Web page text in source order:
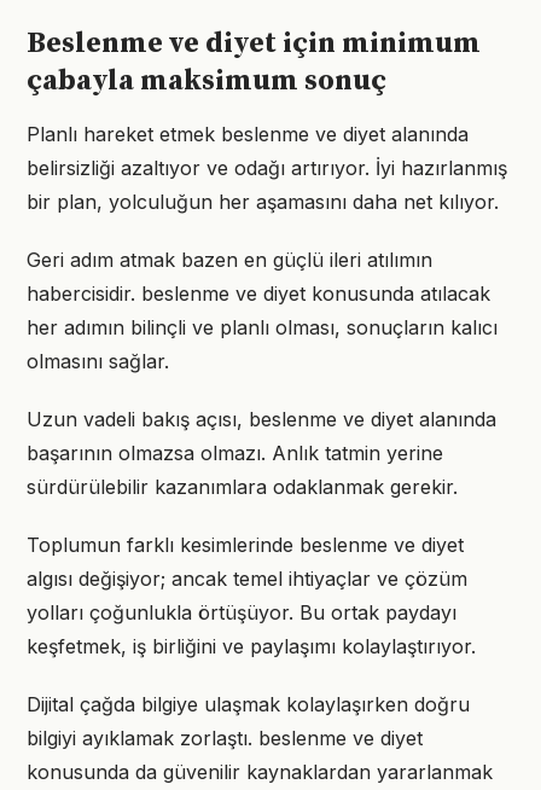
Beslenme ve diyet için minimum
çabayla maksimum sonuç
Planlı hareket etmek beslenme ve diyet alanında
belirsizliği azaltıyor ve odağı artırıyor. İyi hazırlanmış
bir plan, yolculuğun her aşamasını daha net kılıyor.
Geri adım atmak bazen en güçlü ileri atılımın
habercisidir. beslenme ve diyet konusunda atılacak
her adımın bilinçli ve planlı olması, sonuçların kalıcı
olmasını sağlar.
Uzun vadeli bakış açısı, beslenme ve diyet alanında
başarının olmazsa olmazı. Anlık tatmin yerine
sürdürülebilir kazanımlara odaklanmak gerekir.
Toplumun farklı kesimlerinde beslenme ve diyet
algısı değişiyor; ancak temel ihtiyaçlar ve çözüm
yolları çoğunlukla örtüşüyor. Bu ortak paydayı
keşfetmek, iş birliğini ve paylaşımı kolaylaştırıyor.
Dijital çağda bilgiye ulaşmak kolaylaşırken doğru
bilgiyi ayıklamak zorlaştı. beslenme ve diyet
konusunda da güvenilir kaynaklardan yararlanmak